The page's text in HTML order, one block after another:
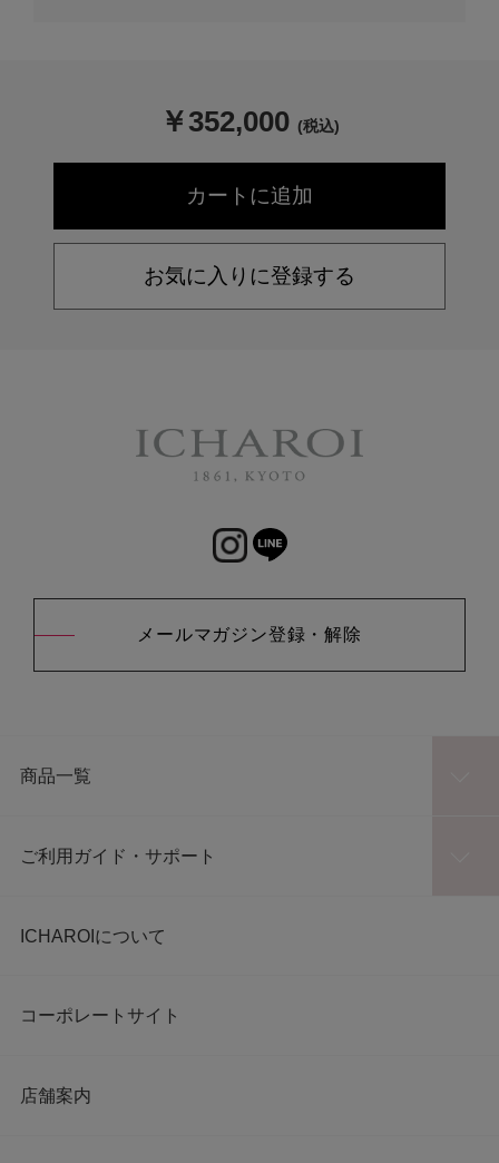
￥352,000 (税込)
お気に入りに登録する
メールマガジン登録・解除
商品一覧
ご利用ガイド・サポート
ICHAROIについて
コーポレートサイト
店舗案内